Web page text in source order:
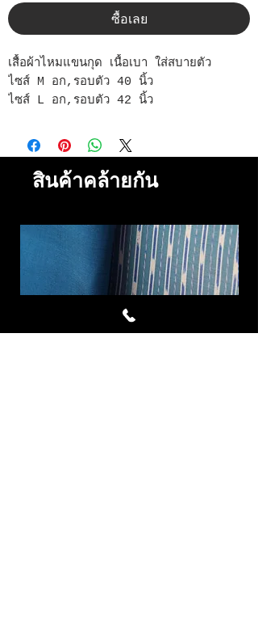
ซื้อเลย
เสื้อผ้าไหมแขนกุด เนื้อเบา ใส่สบายตัว
ไซส์ M อก,รอบตัว 40 นิ้ว
ไซส์ L อก,รอบตัว 42 นิ้ว
สินค้าคล้ายกัน